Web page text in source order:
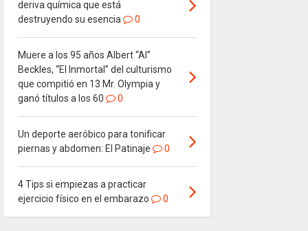
deriva química que está
destruyendo su esencia
0
Muere a los 95 años Albert “Al”
Beckles, “El Inmortal” del culturismo
que compitió en 13 Mr. Olympia y
ganó títulos a los 60
0
Un deporte aeróbico para tonificar
piernas y abdomen: El Patinaje
0
4 Tips si empiezas a practicar
ejercicio físico en el embarazo
0